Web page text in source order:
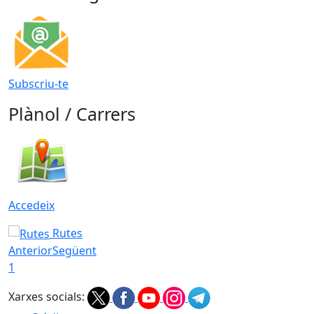
Subscriu-te
Plànol / Carrers
Accedeix
Rutes
AnteriorSegüent
1
Xarxes socials: